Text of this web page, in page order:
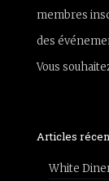
membres
des
Vous
Articles
White